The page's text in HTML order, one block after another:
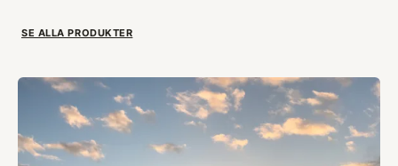
SE ALLA PRODUKTER